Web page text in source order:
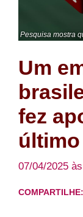
Um
fez
07/04/2025
COMPARTILHE: